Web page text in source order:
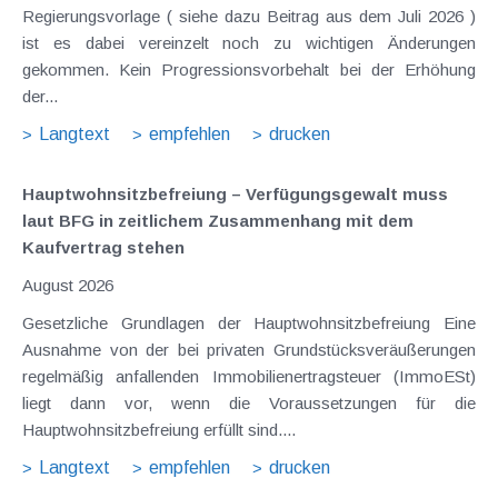
Regierungsvorlage ( siehe dazu Beitrag aus dem Juli 2026 )
ist es dabei vereinzelt noch zu wichtigen Änderungen
gekommen. Kein Progressionsvorbehalt bei der Erhöhung
der...
Langtext
empfehlen drucken
Hauptwohnsitz​­befreiung – Verfügungsgewalt muss
laut BFG in zeitlichem Zusammenhang mit dem
Kaufvertrag stehen
August 2026
Gesetzliche Grundlagen der Hauptwohnsitzbefreiung Eine
Ausnahme von der bei privaten Grundstücksveräußerungen
regelmäßig anfallenden Immobilienertragsteuer (ImmoESt)
liegt dann vor, wenn die Voraussetzungen für die
Hauptwohnsitzbefreiung erfüllt sind....
Langtext
empfehlen drucken